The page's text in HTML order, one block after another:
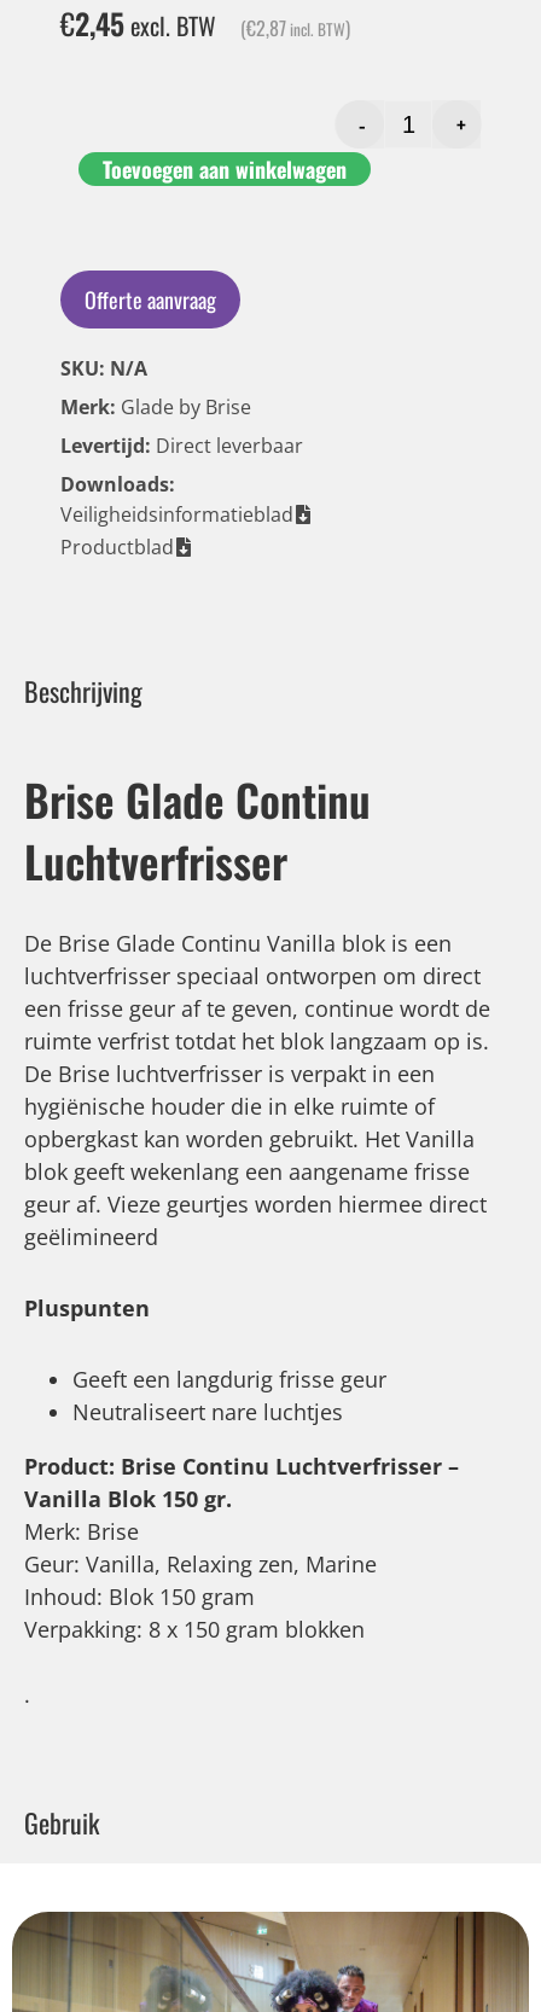
€2,45excl. BTW (€2,87 incl. BTW)
-
+
Toevoegen aan winkelwagen
Offerte aanvraag
SKU: N/A
Merk: Glade by Brise
Levertijd: Direct leverbaar
Downloads:
Veiligheidsinformatieblad
Productblad
Beschrijving
Brise Glade Continu
Luchtverfrisser
De Brise Glade Continu Vanilla blok is een
luchtverfrisser speciaal ontworpen om direct
een frisse geur af te geven, continue wordt de
ruimte verfrist totdat het blok langzaam op is.
De Brise luchtverfrisser is verpakt in een
hygiënische houder die in elke ruimte of
opbergkast kan worden gebruikt. Het Vanilla
blok geeft wekenlang een aangename frisse
geur af. Vieze geurtjes worden hiermee direct
geëlimineerd
Pluspunten
Geeft een langdurig frisse geur
Neutraliseert nare luchtjes
Product: Brise Continu Luchtverfrisser –
Vanilla Blok 150 gr.
Merk: Brise
Geur: Vanilla, Relaxing zen, Marine
Inhoud: Blok 150 gram
Verpakking: 8 x 150 gram blokken
.
Gebruik